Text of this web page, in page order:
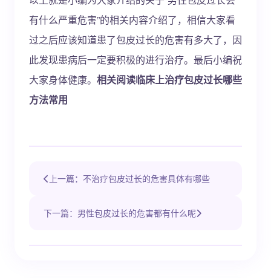
有什么严重危害”的相关内容介绍了，相信大家看
过之后应该知道患了包皮过长的危害有多大了，因
此发现患病后一定要积极的进行治疗。最后小编祝
大家身体健康。 相关阅读临床上治疗包皮过长哪些
方法常用
上一篇：不治疗包皮过长的危害具体有哪些
下一篇：男性包皮过长的危害都有什么呢